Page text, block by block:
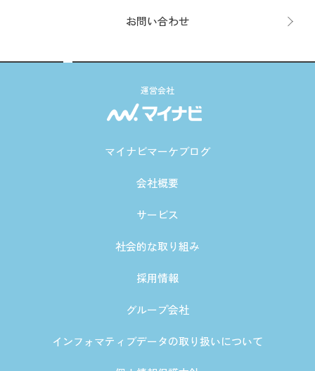
お問い合わせ
運営会社
マイナビマーケブログ
会社概要
サービス
社会的な取り組み
採用情報
グループ会社
インフォマティブデータの取り扱いについて